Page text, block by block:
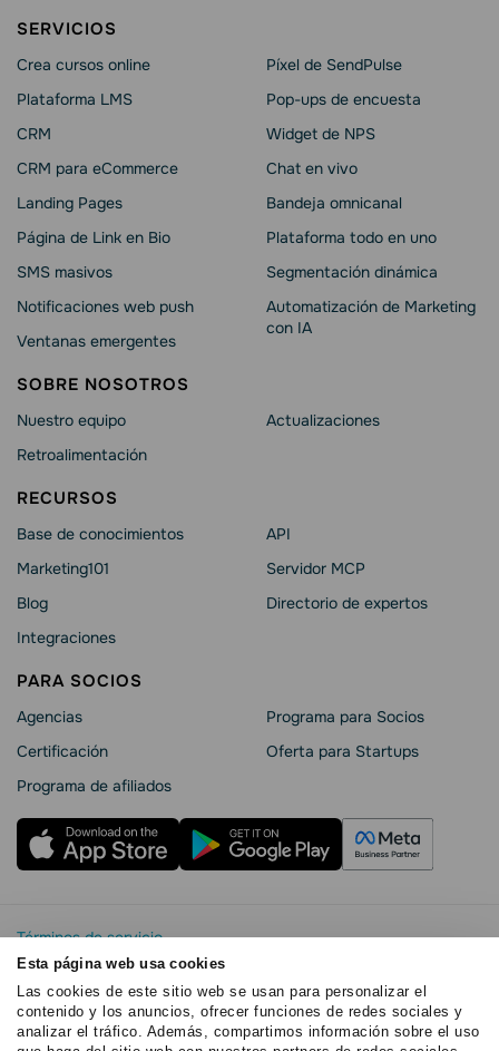
Esta página web usa cookies
Las cookies de este sitio web se usan para personalizar el
contenido y los anuncios, ofrecer funciones de redes sociales y
analizar el tráfico. Además, compartimos información sobre el uso
SERVICIOS
Crea cursos online
Plataforma LMS
CRM
CRM para eCommerce
Landing Pages
Página de Link en Bio
SMS masivos
Notificaciones web push
Ventanas emergentes
Píxel de SendPulse
Pop-ups de encuesta
Widget de NPS
Chat en vivo
Bandeja omnicanal
Plataforma todo en uno
Segmentación dinámica
Automatización de Marketing
con IA
SOBRE NOSOTROS
Nuestro equipo
Retroalimentación
Actualizaciones
RECURSOS
Base de conocimientos
Marketing101
Blog
Integraciones
API
Servidor MCP
Directorio de expertos
PARA SOCIOS
Agencias
Certificación
Programa de afiliados
Programa para Socios
Oferta para Startups
Términos de servicio
Política de privacidad
SendPulse Seguridad La
Declaración de cookies